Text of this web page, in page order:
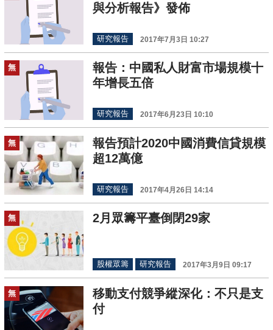
與分析報告》發佈
研究報告 2017年7月3日 10:27
無
報告：中國私人財富市場規模十
年增長五倍
研究報告 2017年6月23日 10:10
無
報告預計2020中國消費信貸規模
超12萬億
研究報告 2017年4月26日 14:14
無 2月眾籌平臺倒閉29家
股權眾籌 研究報告 2017年3月9日 09:17
無
移動支付競爭縱深化：不只是支
付